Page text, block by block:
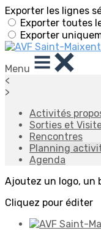
Exporter les lignes
Exporter toutes
Exporter
Menu
<
>
Activités
Sorties et
Rencontres
Planning
Agenda
Ajoutez un logo, un
Cliquez pour éditer